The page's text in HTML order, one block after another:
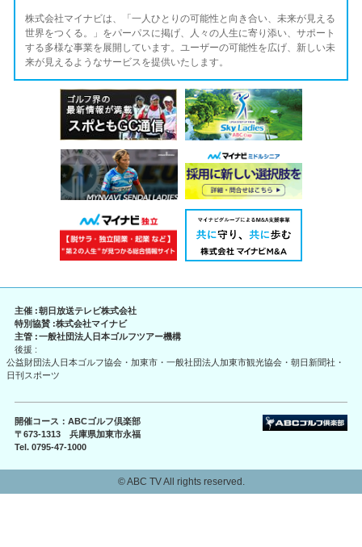
株式会社マイナビは、「一人ひとりの可能性と向き合い、未来が見える
世界をつくる。」をパーパスに掲げ、人々の人生に寄り添い、サポート
する多様な事業を展開しています。ユーザーの可能性を広げ、新しい未
来が見えるようなサービスを提供いたします。
主催 :朝日放送テレビ株式会社
特別協賛 :株式会社マイナビ
主管 :一般社団法人日本ゴルフツアー機構
後援 :
公益財団法人日本ゴルフ協会・加東市・一般社団法人加東市観光協会・朝日新聞社・
日刊スポーツ
開催コース：ABCゴルフ倶楽部
〒673-1313 兵庫県加東市永福
Tel. 0795-47-1000
© ABC TV All rights reserved.